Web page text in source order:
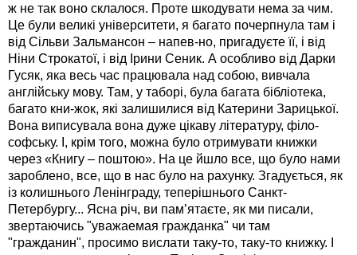
ж не так воно склалося. Проте шкодувати нема за чим.
Це були великі університети, я багато почерпнула там і
від Сільви Зальмансон – напев-но, пригадуєте її, і від
Ніни Строкатої, і від Ірини Сеник. А особливо від Дарки
Гусяк, яка весь час працювала над собою, вивчала
англійську мову. Там, у таборі, була багата бібліотека,
багато кни-жок, які залишилися від Катерини Зарицької.
Вона виписувала вона дуже цікаву літературу, філо-
софську. І, крім того, можна було отримувати книжки
через «Книгу – поштою». На це йшло все, що було нами
зароблено, все, що в нас було на рахунку. Згадується, як
із колишнього Ленінграду, теперішнього Санкт-
Петербургу... Ясна річ, ви пам’ятаєте, як ми писали,
звертаючись "уважаемая гражданка" чи там
"гражданин", просимо вислати таку-то, таку-то книжку. І